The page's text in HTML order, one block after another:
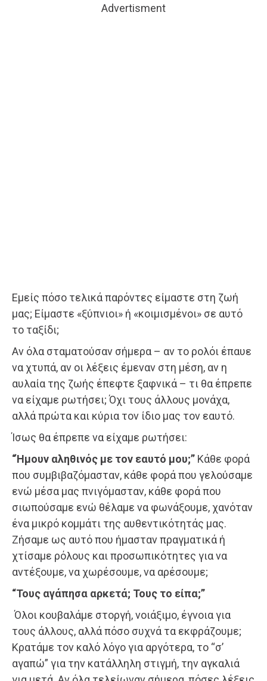
Advertisment
Εμείς πόσο τελικά παρόντες είμαστε στη ζωή
μας; Είμαστε «ξύπνιοι» ή «κοιμισμένοι» σε αυτό
το ταξίδι;
Αν όλα σταματούσαν σήμερα – αν το ρολόι έπαυε
να χτυπά, αν οι λέξεις έμεναν στη μέση, αν η
αυλαία της ζωής έπεφτε ξαφνικά – τι θα έπρεπε
να είχαμε ρωτήσει; Όχι τους άλλους μονάχα,
αλλά πρώτα και κύρια τον ίδιο μας τον εαυτό.
Ίσως θα έπρεπε να είχαμε ρωτήσει:
“Ήμουν αληθινός με τον εαυτό μου;” Κάθε φορά
που συμβιβαζόμασταν, κάθε φορά που γελούσαμε
ενώ μέσα μας πνιγόμασταν, κάθε φορά που
σιωπούσαμε ενώ θέλαμε να φωνάξουμε, χανόταν
ένα μικρό κομμάτι της αυθεντικότητάς μας.
Ζήσαμε ως αυτό που ήμασταν πραγματικά ή
χτίσαμε ρόλους και προσωπικότητες για να
αντέξουμε, να χωρέσουμε, να αρέσουμε;
“Τους αγάπησα αρκετά; Τους το είπα;”
Όλοι κουβαλάμε στοργή, νοιάξιμο, έγνοια για
τους άλλους, αλλά πόσο συχνά τα εκφράζουμε;
Κρατάμε τον καλό λόγο για αργότερα, το “σ’
αγαπώ” για την κατάλληλη στιγμή, την αγκαλιά